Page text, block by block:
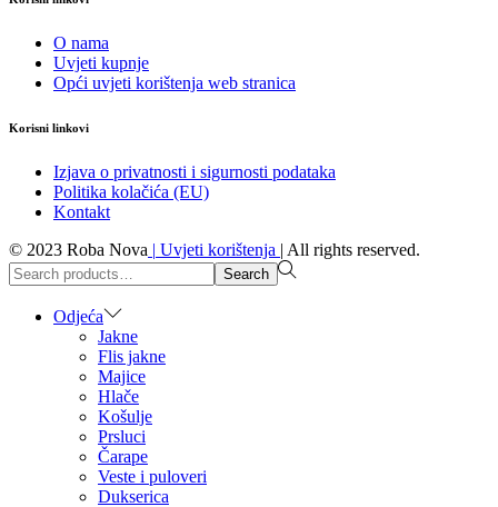
O nama
Uvjeti kupnje
Opći uvjeti korištenja web stranica
Korisni linkovi
Izjava o privatnosti i sigurnosti podataka
Politika kolačića (EU)
Kontakt
© 2023 Roba Nova | Uvjeti korištenja | All rights reserved.
Search
for:>
Search
Odjeća
Jakne
Flis jakne
Majice
Hlače
Košulje
Prsluci
Čarape
Veste i puloveri
Dukserica